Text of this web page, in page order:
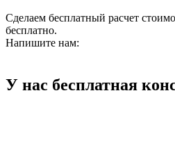
Сделаем бесплатный расчет
бесплатно.
Напишите нам:
У нас бесплатная